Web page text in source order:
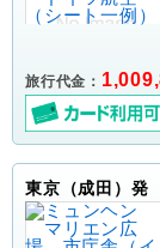
旅行代金：
東京（成田）発